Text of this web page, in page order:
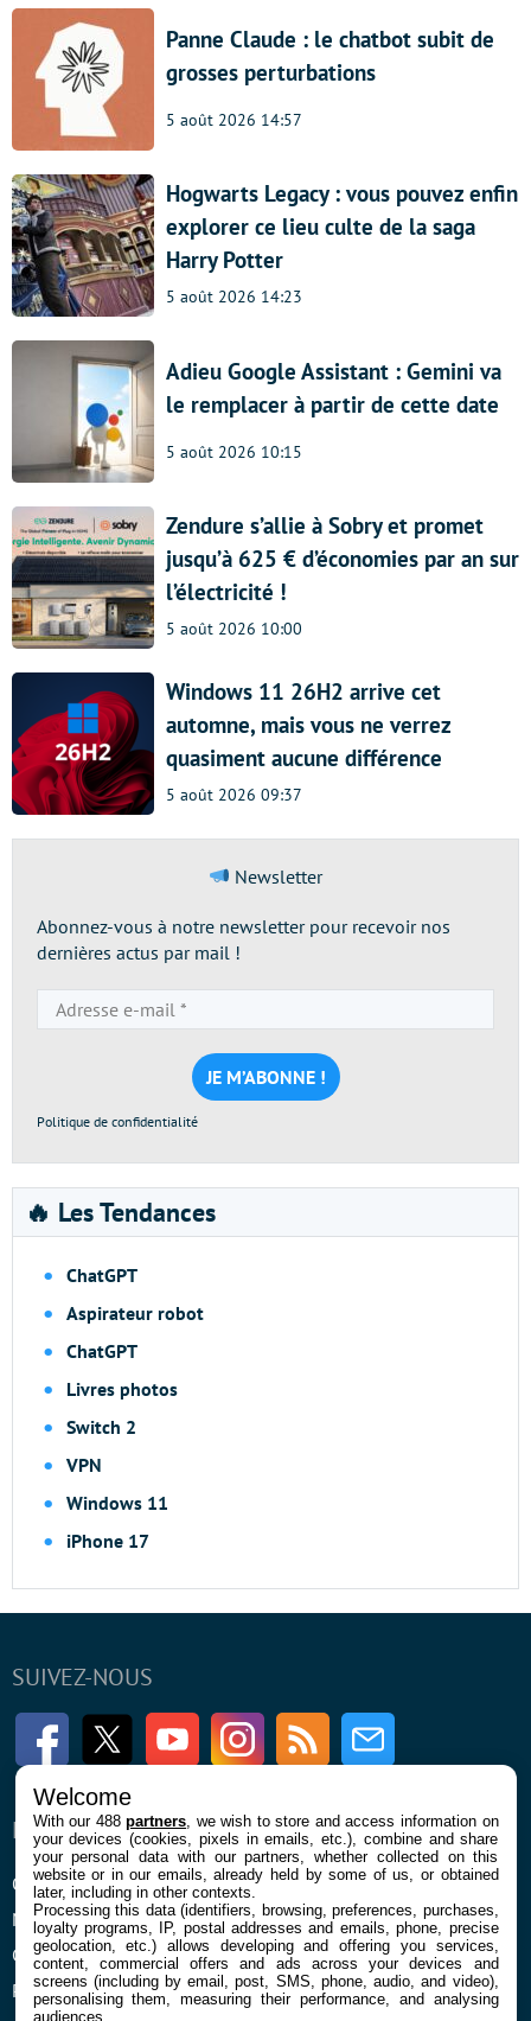
Panne Claude : le chatbot subit de
grosses perturbations
5 août 2026 14:57
Hogwarts Legacy : vous pouvez enfin
explorer ce lieu culte de la saga
Harry Potter
5 août 2026 14:23
Adieu Google Assistant : Gemini va
le remplacer à partir de cette date
5 août 2026 10:15
Zendure s’allie à Sobry et promet
jusqu’à 625 € d’économies par an sur
l’électricité !
5 août 2026 10:00
Windows 11 26H2 arrive cet
automne, mais vous ne verrez
quasiment aucune différence
5 août 2026 09:37
Newsletter
Abonnez-vous à notre newsletter pour recevoir nos
dernières actus par mail !
e-
mail
*
Politique de confidentialité
🔥 Les Tendances
ChatGPT
Aspirateur robot
ChatGPT
Livres photos
Switch 2
VPN
Windows 11
iPhone 17
SUIVEZ-NOUS
FacebookTwitter Youtube InstagramRSS Newsletter
ENTREPRISE
Qui sommes nous
Mentions légales et CGU
Confidentialité et Cookies
Préférences cookies
À PROPOS
La rédaction
Contact
Welcome
With our 488partners , we wish to store and access information on
your devices (cookies, pixels in emails, etc.), combine and share
your personal data with our partners, whether collected on this
website or in our emails, already held by some of us, or obtained
later, including in other contexts.
Processing this data (identifiers, browsing, preferences, purchases,
loyalty programs, IP, postal addresses and emails, phone, precise
geolocation, etc.) allows developing and offering you services,
content, commercial offers and ads across your devices and
screens (including by email, post, SMS, phone, audio, and video),
personalising them, measuring their performance, and analysing
audiences.